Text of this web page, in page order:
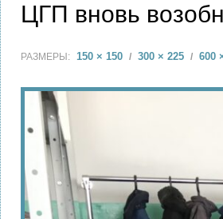
ЦГП вновь
РАЗМЕРЫ: 150 × 150 / 300 × 225 / 600